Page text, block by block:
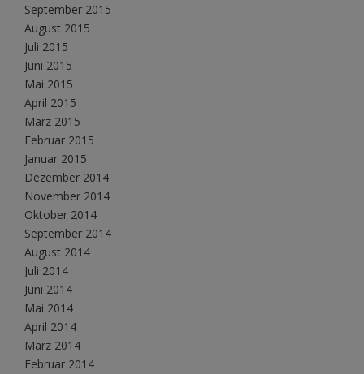
September 2015
August 2015
Juli 2015
Juni 2015
Mai 2015
April 2015
März 2015
Februar 2015
Januar 2015
Dezember 2014
November 2014
Oktober 2014
September 2014
August 2014
Juli 2014
Juni 2014
Mai 2014
April 2014
März 2014
Februar 2014